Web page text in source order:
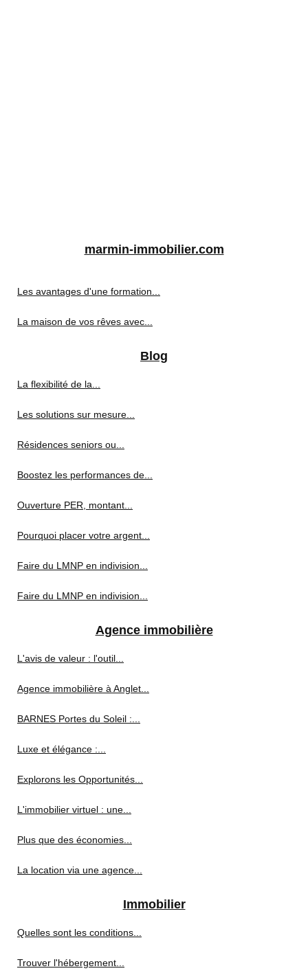
marmin-immobilier.com
Les avantages d'une formation...
La maison de vos rêves avec...
Blog
La flexibilité de la...
Les solutions sur mesure...
Résidences seniors ou...
Boostez les performances de...
Ouverture PER, montant...
Pourquoi placer votre argent...
Faire du LMNP en indivision...
Faire du LMNP en indivision...
Agence immobilière
L'avis de valeur : l'outil...
Agence immobilière à Anglet...
BARNES Portes du Soleil :...
Luxe et élégance :...
Explorons les Opportunités...
L'immobilier virtuel : une...
Plus que des économies...
La location via une agence...
Immobilier
Quelles sont les conditions...
Trouver l'hébergement...